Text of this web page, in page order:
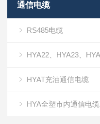
通信电缆
RS485电缆
HYAT充油通信电缆
HYA全塑市内通信电缆